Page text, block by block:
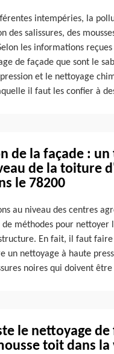
intempéries, la
des salissures, des
les informations
de façade que sont le
et le nettoyage
il faut les confier à
de la façade :
de la toiture
le 78200
au niveau des centres
méthodes pour nettoyer
En fait, il faut
un nettoyage à haute
noires qui doivent
le nettoyage
toit dans